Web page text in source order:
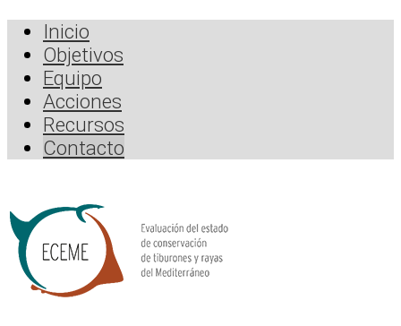
Inicio
Objetivos
Equipo
Acciones
Recursos
Contacto